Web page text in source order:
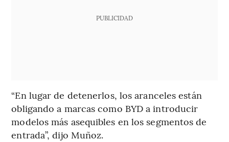
PUBLICIDAD
“En lugar de detenerlos, los aranceles están
obligando a marcas como BYD a introducir
modelos más asequibles en los segmentos de
entrada”, dijo Muñoz.